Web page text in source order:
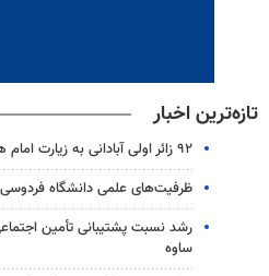
تازه‌ترین اخبار
۹۲ زائر اولی آبادانی به زیارت امام هشتم اعزام شدند
ظرفیت‌های علمی دانشگاه فردوسی
ساوه